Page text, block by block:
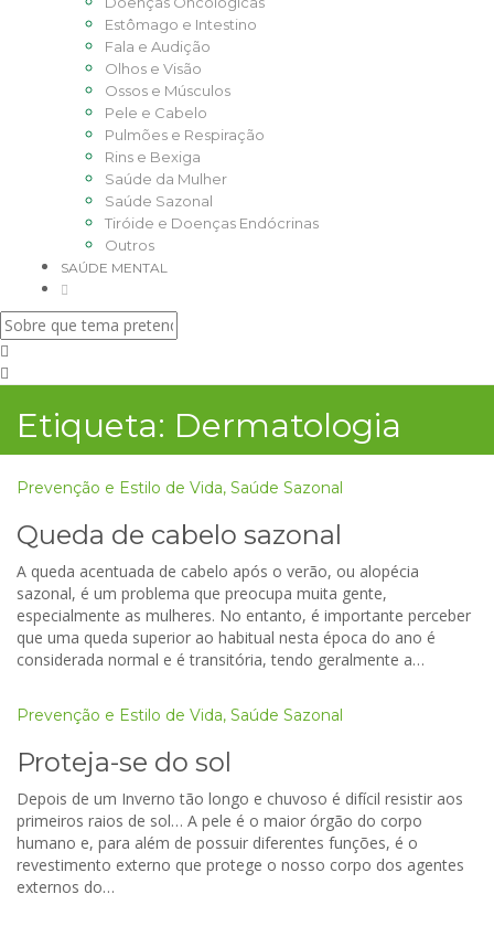
Estômago e Intestino
Fala e Audição
Olhos e Visão
Ossos e Músculos
Pele e Cabelo
Pulmões e Respiração
Rins e Bexiga
Saúde da Mulher
Saúde Sazonal
Tiróide e Doenças Endócrinas
Outros
SAÚDE MENTAL
Etiqueta: Dermatologia
Prevenção e Estilo de Vida, Saúde Sazonal
Queda de cabelo sazonal
A queda acentuada de cabelo após o verão, ou alopécia
sazonal, é um problema que preocupa muita gente,
especialmente as mulheres. No entanto, é importante perceber
que uma queda superior ao habitual nesta época do ano é
considerada normal e é transitória, tendo geralmente a…
Prevenção e Estilo de Vida, Saúde Sazonal
Proteja-se do sol
Depois de um Inverno tão longo e chuvoso é difícil resistir aos
primeiros raios de sol… A pele é o maior órgão do corpo
humano e, para além de possuir diferentes funções, é o
revestimento externo que protege o nosso corpo dos agentes
externos do…